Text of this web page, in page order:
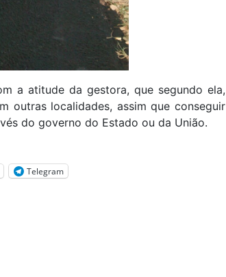
a atitude da gestora, que segundo ela,
outras localidades, assim que conseguir
do governo do Estado ou da União.
Telegram